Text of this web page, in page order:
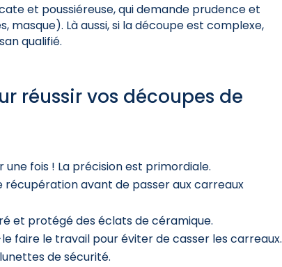
et poussiéreuse, qui demande prudence et
Là aussi, si la découpe est complexe,
qualifié.
réussir vos découpes de
une fois ! La précision est primordiale.
récupération avant de passer aux carreaux
et protégé des éclats de céramique.
le faire le travail pour éviter de casser les carreaux.
de sécurité.